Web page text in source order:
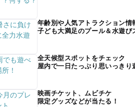
年齢別や人気アトラクション情
子ども大満足のプール＆水遊び
全天候型スポットをチェック
屋内で一日たっぷり思いっきり
映画チケット、ムビチケ
限定グッズなどが当たる！